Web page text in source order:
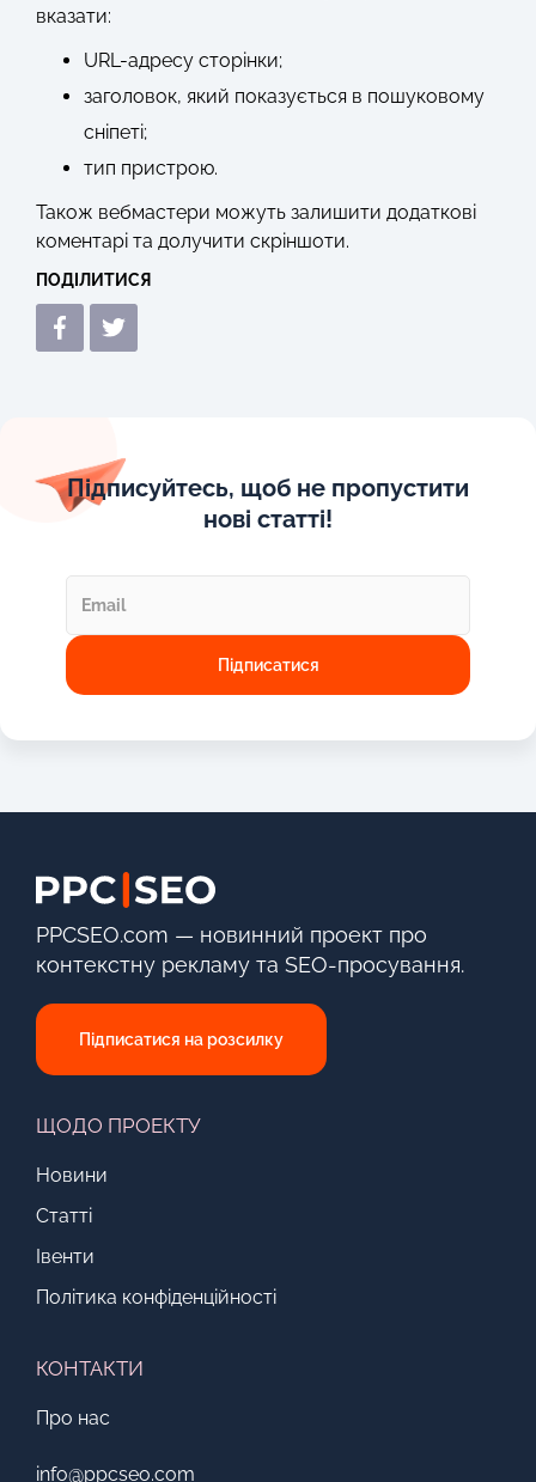
вказати:
URL-адресу сторінки;
заголовок, який показується в пошуковому
сніпеті;
тип пристрою.
Також вебмастери можуть залишити додаткові
коментарі та долучити скріншоти.
ПОДІЛИТИСЯ
Підписуйтесь, щоб не пропустити
нові статті!
PPCSEO.com — новинний проект про
контекстну рекламу та SEO-просування.
Підписатися на розсилку
ЩОДО ПРОЕКТУ
Новини
Статті
Івенти
Політика конфіденційності
КОНТАКТИ
Про нас
info@ppcseo.com